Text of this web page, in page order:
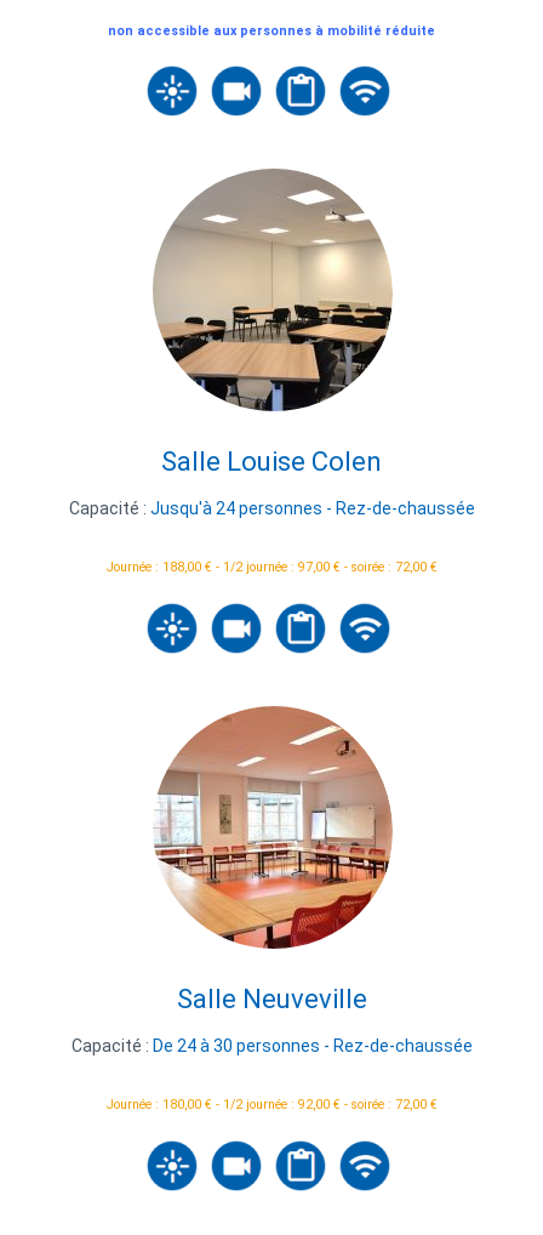
non accessible aux personnes à mobilité réduite
Salle Louise Colen
Capacité : Jusqu'à 24 personnes - Rez-de-chaussée
Journée : 188,00 € - 1/2 journée : 97,00 € - soirée : 72,00 €
Salle Neuveville
Capacité : De 24 à 30 personnes - Rez-de-chaussée
Journée : 180,00 € - 1/2 journée : 92,00 € - soirée : 72,00 €